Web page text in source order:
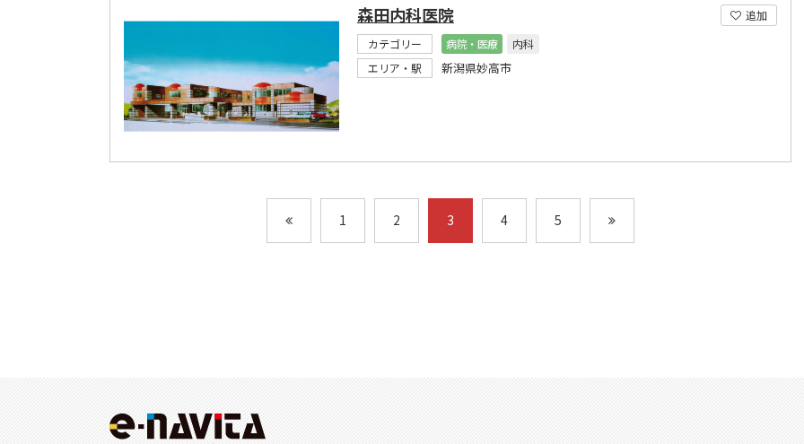
追加
森田内科医院
カテゴリー 病院・医療
内科
エリア・駅
新潟県妙高市
1 2 3 4 5